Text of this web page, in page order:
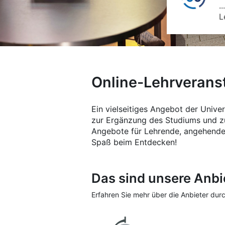
Online-
Ein vielseitiges Angebot der
zur Ergänzung des Studiums und
Angebote für Lehrende,
Spaß beim Entdecken!
Das sind unsere
Erfahren Sie mehr über die Anbieter